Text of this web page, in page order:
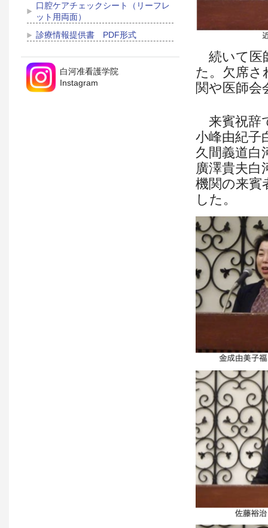
続いて医
た。欠席さ
関や医師会
来賓祝辞
小峰由紀子
久間義道白
廣澤貴夫白
機関の来賓
した。
口腔ケアチェックシート（リーフレ
ット用両面）
診療情報提供書 PDF形式
白河准看護学院
Instagram